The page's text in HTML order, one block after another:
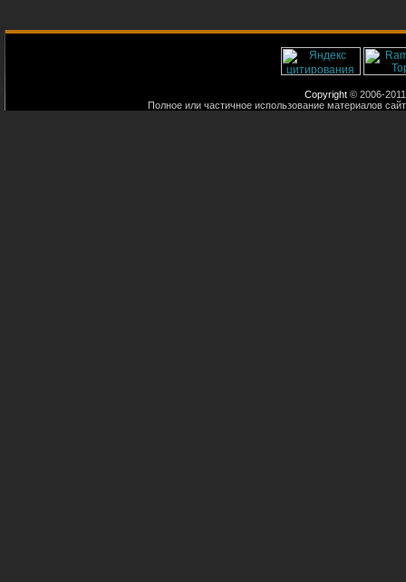
Copyright © 2006-
Полное или частичное использование материалов